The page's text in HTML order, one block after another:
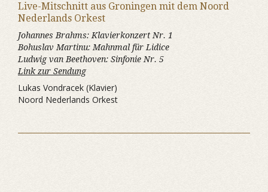
Live-Mitschnitt aus Groningen mit dem Noord
Nederlands Orkest
Johannes Brahms: Klavierkonzert Nr. 1
Bohuslav Martinu: Mahnmal für Lidice
Ludwig van Beethoven: Sinfonie Nr. 5
Link zur Sendung
Lukas Vondracek (Klavier)
Noord Nederlands Orkest